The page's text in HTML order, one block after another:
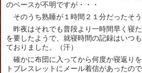
のベースが不明ですが・・・
そのうち熟睡が１時間２１分だったそう
昨夜はそれでも普段より一時間早く寝
を要したようで、就寝時間の記録はいつ
ておりました。（汗）
確かに布団に入ってから何度か寝返り
トブレスレットにメール着信があったの